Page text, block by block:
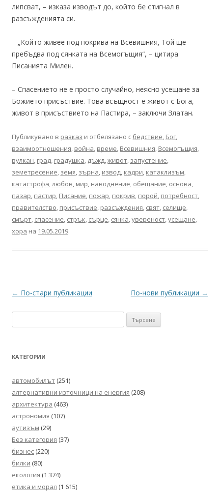
липсват, – изказа изводът до, който бе стигнал в
разсъжденията си.
– „Който живее под покрива на Всевишния, Той ще
пребъдва под сянката на Всемогъщия“, – цитира
Писанията Милен.
– Спасението не е просто случайно, неясно усещане за
Божието присъствие. Това всъщност е живот с Бога,
живот в присъствието на Пастира, – заключи Златан.
Публикувано в разказ и отбелязано с бедствие, Бог,
взаимоотношения, война, време, Всевишния, Всемогъщия,
вулкан, град, градушка, дъжд,живот, запустение,
земетресение, земя, зърна, извод, кадри, катаклизъм,
катастрофа,любов, мир, наводнение, обещание, основа,
пазар, пастир, Писание, пожар, покрив, порой, потребност,
правителство, присъствие, разсъждения, свят, селище,
смърт, спасение, стрък, сърце, сянка,увереност,усещане,
хора на 19.05.2019.
Навигация
← По-стари публикации По-нови публикации →
за:
КАТЕГОРИИ
автомобилът (251)
алтернативни източници на енергия (208)
архитектура (463)
астрономия (107)
аутизъм (29)
Без категория (37)
бизнес (220)
билки (80)
екология (1 374)
етика и морал (1 615)